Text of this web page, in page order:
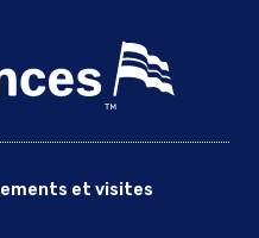
et visites